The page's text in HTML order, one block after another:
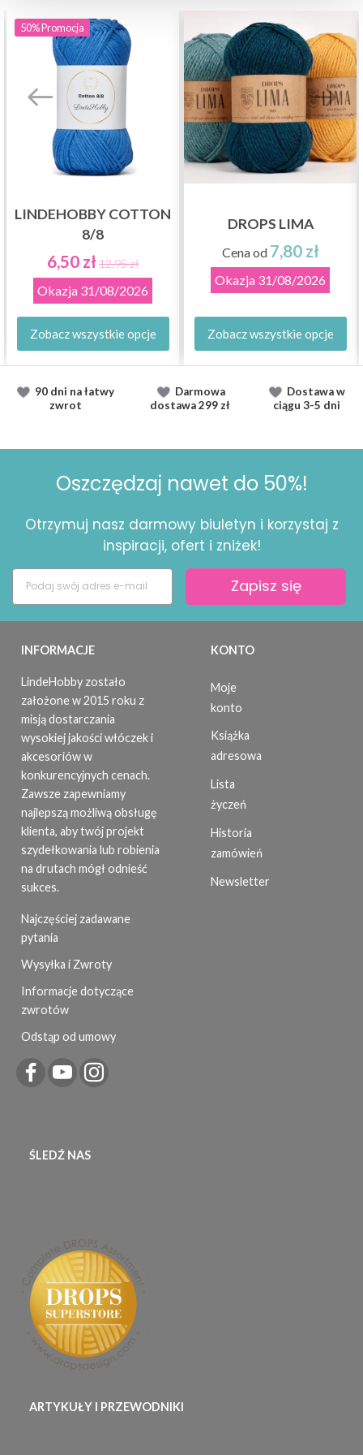
50%Promocja
LINDEHOBBY COTTON
8/8
6,50 zł12,95 zł
Okazja 31/08/2026
Zobacz wszystkie opcje
DROPS LIMA
Cena od 7,80 zł
Okazja 31/08/2026
Zobacz wszystkie opcje
90 dni na łatwy
zwrot
Darmowa
dostawa299 zł
Dostawaw
ciągu 3-5 dni
Oszczędzaj nawet do 50%!
Otrzymuj nasz darmowy biuletyn i korzystaj z
inspiracji, ofert i zniżek!
Zapisz się
INFORMACJE
LindeHobby zostało
założone w 2015 roku z
misją dostarczania
wysokiej jakości włóczek i
akcesoriów w
konkurencyjnych cenach.
Zawsze zapewniamy
najlepszą możliwą obsługę
klienta, aby twój projekt
szydełkowania lub robienia
na drutach mógł odnieść
sukces.
Najczęściej zadawane
pytania
Wysyłka i Zwroty
Informacje dotyczące
zwrotów
Odstąp od umowy
KONTO
Moje
konto
Książka
adresowa
Lista
życzeń
Historia
zamówień
Newsletter
ŚLEDŹ NAS
ARTYKUŁY I PRZEWODNIKI